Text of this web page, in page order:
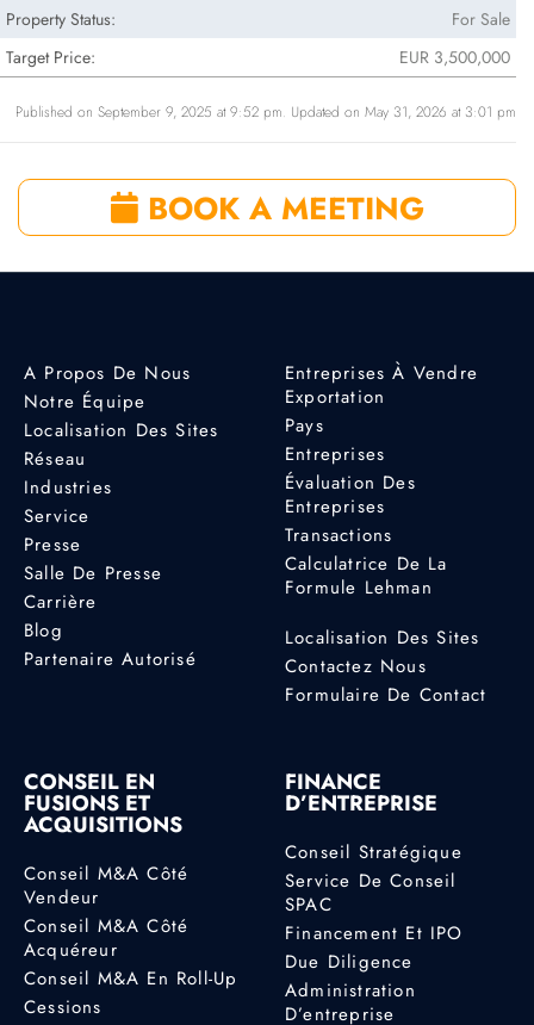
Property Status:
For Sale
Target Price:
EUR 3,500,000
Published on September 9, 2025 at 9:52 pm. Updated on May 31, 2026 at 3:01 pm
BOOK A MEETING
A Propos De Nous
Notre Équipe
Localisation Des Sites
Réseau
Industries
Service
Presse
Salle De Presse
Carrière
Blog
Partenaire Autorisé
Entreprises À Vendre
Exportation
Pays
Entreprises
Évaluation Des
Entreprises
Transactions
Calculatrice De La
Formule Lehman
Localisation Des Sites
Contactez Nous
Formulaire De Contact
CONSEIL EN
FUSIONS ET
ACQUISITIONS
Conseil M&A Côté
Vendeur
Conseil M&A Côté
Acquéreur
Conseil M&A En Roll-Up
Cessions
FINANCE
D’ENTREPRISE
Conseil Stratégique
Service De Conseil
SPAC
Financement Et IPO
Due Diligence
Administration
D’entreprise